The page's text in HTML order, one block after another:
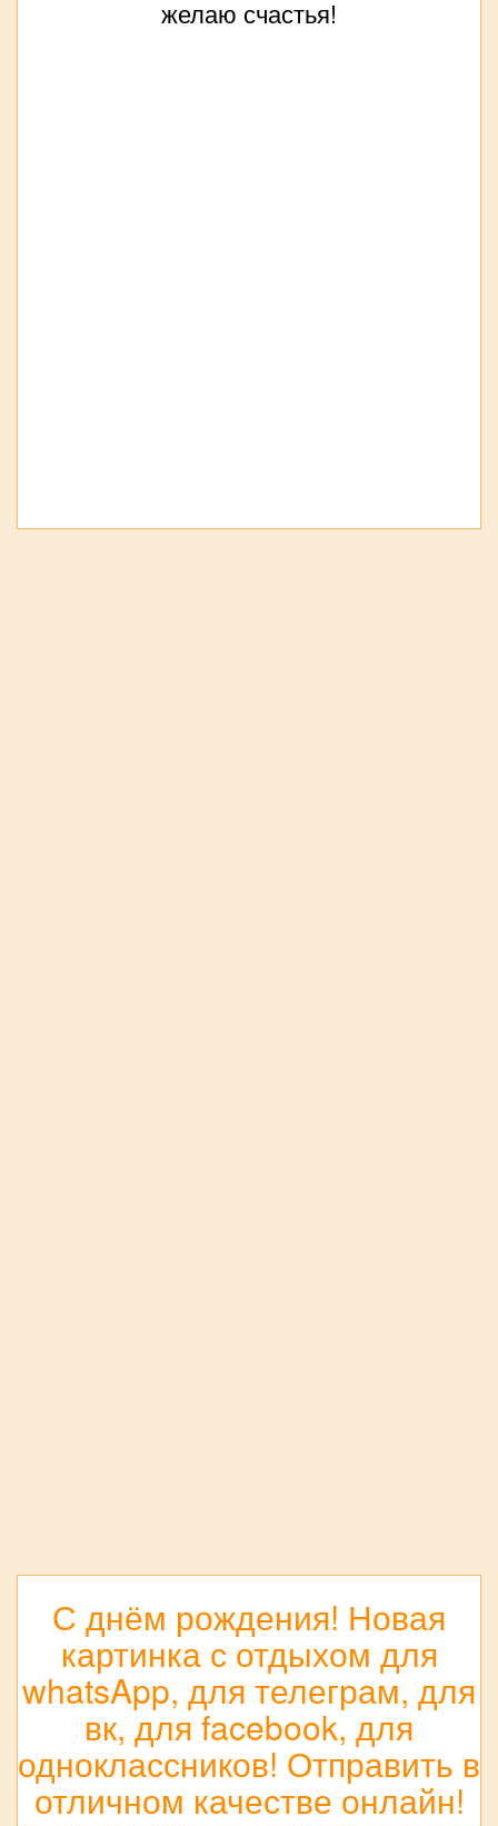
желаю счастья!
С днём рождения! Новая
картинка с отдыхом для
whatsApp, для телеграм, для
вк, для facebook, для
одноклассников! Отправить в
отличном качестве онлайн!